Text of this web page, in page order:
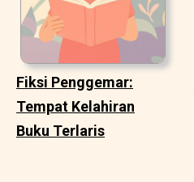
Fiksi Penggemar:
Tempat Kelahiran
Buku Terlaris